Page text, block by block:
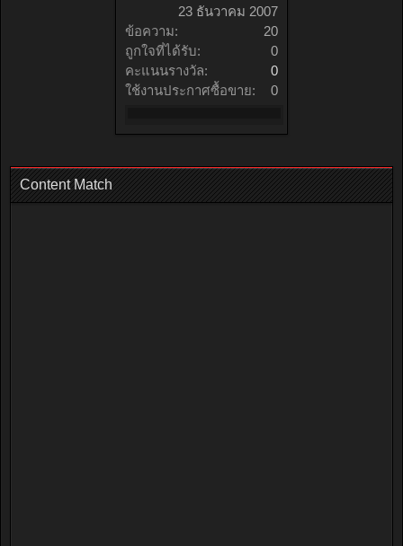
23 ธันวาคม 2007
ข้อความ:
20
ถูกใจที่ได้รับ:
0
คะแนนรางวัล:
0
ใช้งานประกาศซื้อขาย:
0
Content Match